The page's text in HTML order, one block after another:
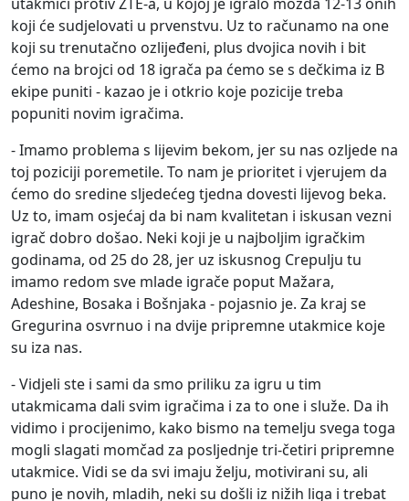
koji će sudjelovati u prvenstvu. Uz to računamo na one
koji su trenutačno ozlijeđeni, plus dvojica novih i bit
ćemo na brojci od 18 igrača pa ćemo se s dečkima iz B
ekipe puniti - kazao je i otkrio koje pozicije treba
popuniti novim igračima.
- Imamo problema s lijevim bekom, jer su nas ozljede na
toj poziciji poremetile. To nam je prioritet i vjerujem da
ćemo do sredine sljedećeg tjedna dovesti lijevog beka.
Uz to, imam osjećaj da bi nam kvalitetan i iskusan vezni
igrač dobro došao. Neki koji je u najboljim igračkim
godinama, od 25 do 28, jer uz iskusnog Crepulju tu
imamo redom sve mlade igrače poput Mažara,
Adeshine, Bosaka i Bošnjaka - pojasnio je. Za kraj se
Gregurina osvrnuo i na dvije pripremne utakmice koje
su iza nas.
- Vidjeli ste i sami da smo priliku za igru u tim
utakmicama dali svim igračima i za to one i služe. Da ih
vidimo i procijenimo, kako bismo na temelju svega toga
mogli slagati momčad za posljednje tri-četiri pripremne
utakmice. Vidi se da svi imaju želju, motivirani su, ali
puno je novih, mladih, neki su došli iz nižih liga i trebat